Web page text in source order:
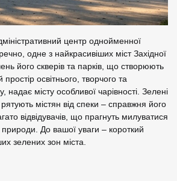
центр однойменної
одне з найкрасивіших міст Західної
його скверів та парків, що створюють
освітнього, творчого та
надає місту особливої чарівності. Зелені
містян від спеки – справжня його
відвідувачів, що прагнуть милуватися
До вашої уваги – короткий
зелених зон міста.